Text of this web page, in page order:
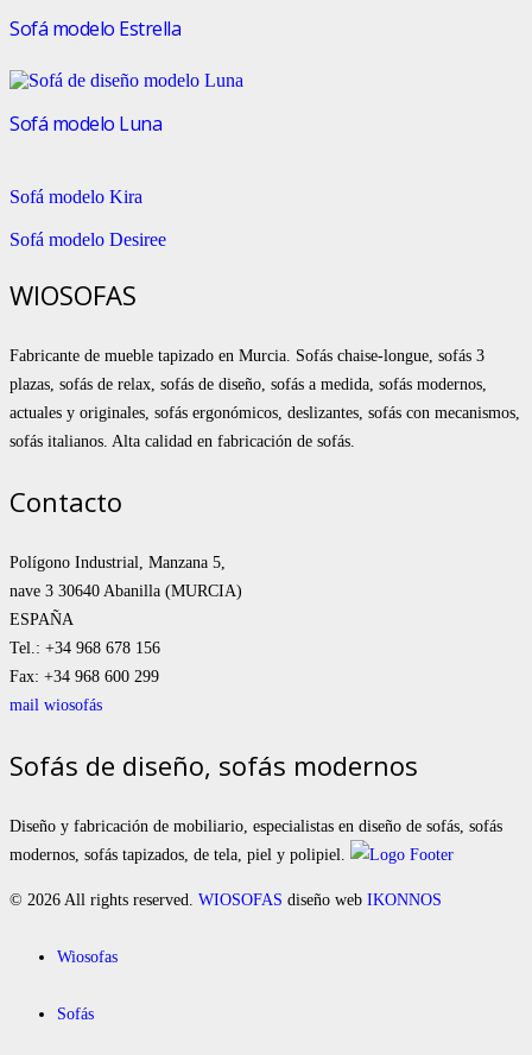
Sofá modelo Estrella
Sofá modelo Luna
Sofá modelo Kira
Sofá modelo Desiree
WIOSOFAS
Fabricante de mueble tapizado en Murcia. Sofás chaise-longue, sofás 3
plazas, sofás de relax, sofás de diseño, sofás a medida, sofás modernos,
actuales y originales, sofás ergonómicos, deslizantes, sofás con mecanismos,
sofás italianos. Alta calidad en fabricación de sofás.
Contacto
Polígono Industrial, Manzana 5,
nave 3 30640 Abanilla (MURCIA)
ESPAÑA
Tel.: +34 968 678 156
Fax: +34 968 600 299
mail wiosofás
Sofás de diseño, sofás modernos
Diseño y fabricación de mobiliario, especialistas en diseño de sofás, sofás
modernos, sofás tapizados, de tela, piel y polipiel.
© 2026 All rights reserved. WIOSOFAS diseño web IKONNOS
Wiosofas
Sofás